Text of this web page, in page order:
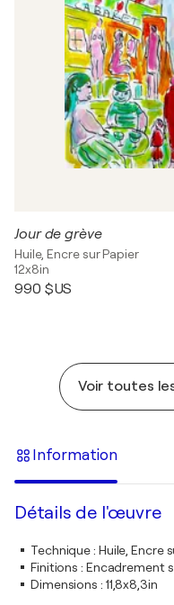
Jour de grève
Huile, Encre sur Papier
12x8in
990 $US
Voir toutes
Information
Détails de l'œuvre
Technique: Huile, Encre
Finitions : Encadrement
Dimensions : 11,8x8,3in